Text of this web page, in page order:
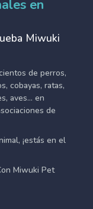
en
Miwuki
de perros,
cobayas, ratas,
aves... en
de
¡estás en el
Miwuki Pet